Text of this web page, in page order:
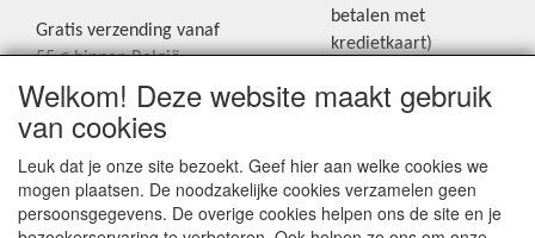
Gratis verzending vanaf
55 € binnen België.
Gratis verzending vanaf
65 € naar Nederland.
Levering andere
landen: geen gratis
verzending, portkosten
worden aangerekend.
betalen met
kredietkaart)
Blijf op de hoogte van de laatste
onze Facebookpagina.
Welkom! Deze website maakt gebruik
van cookies
Leuk dat je onze site bezoekt. Geef hier aan welke cookies we
mogen plaatsen. De noodzakelijke cookies verzamelen geen
persoonsgegevens. De overige cookies helpen ons de site en je